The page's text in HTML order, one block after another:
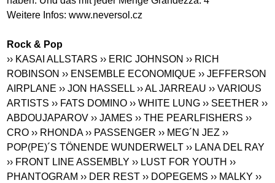
Weitere Infos:www.neversol.cz
Rock & Pop
›› KASAI ALLSTARS ›› ERIC JOHNSON ›› RICH
ROBINSON ›› ENSEMBLE ECONOMIQUE ›› JEFFERSON
AIRPLANE ›› JON HASSELL ›› AL JARREAU ›› VARIOUS
ARTISTS ›› FATS DOMINO ›› WHITE LUNG ›› SEETHER ››
ABDOUJAPAROV ›› JAMES ›› THE PEARLFISHERS ››
CRO ›› RHONDA ›› PASSENGER ›› MEG´N JEZ ››
POP(PE)´S TÖNENDE WUNDERWELT ›› LANA DEL RAY
›› FRONT LINE ASSEMBLY ›› LUST FOR YOUTH ››
PHANTOGRAM ›› DER REST ›› DOPEGEMS ›› MALKY ››